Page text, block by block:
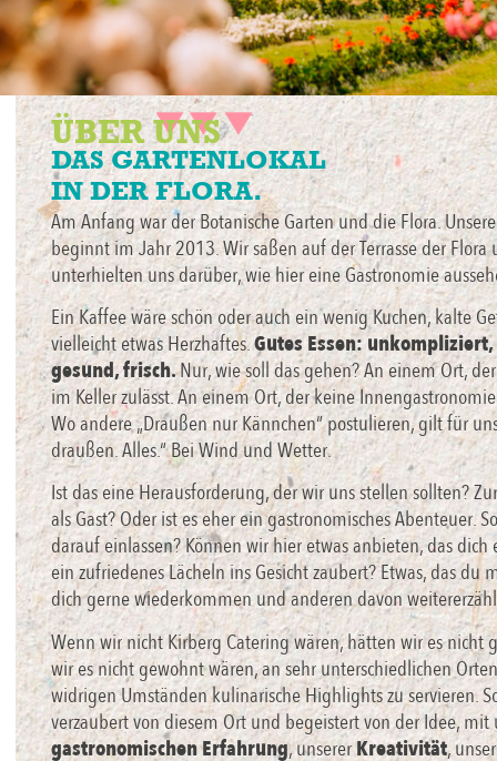
ÜBER UNS
DAS GARTENLOKAL
IN DER FLORA.
Am Anfang war der Botanische Garten und die Flora.
beginnt im Jahr 2013. Wir saßen auf der Terrasse der Flora
unterhielten uns darüber, wie hier eine Gastronomie
Ein Kaffee wäre schön oder auch ein wenig Kuchen, kalte
vielleicht etwas Herzhaftes.Gutes Essen:
gesund, frisch.Nur, wie soll das gehen? An einem Ort,
im Keller zulässt. An einem Ort, der keine
Wo andere „Draußen nur Kännchen“ postulieren, gilt für
draußen. Alles.“ Bei Wind und Wetter.
Ist das eine Herausforderung, der wir uns stellen sollten?
als Gast? Oder ist es eher ein gastronomisches Abenteuer.
darauf einlassen? Können wir hier etwas anbieten, das
ein zufriedenes Lächeln ins Gesicht zaubert? Etwas, das du
dich gerne wiederkommen und anderen davon
Wenn wir nicht Kirberg Catering wären, hätten wir es nicht
wir es nicht gewohnt wären, an sehr unterschiedlichen
widrigen Umständen kulinarische Highlights zu servieren.
verzaubert von diesem Ort und begeistert von der Idee, mit
gastronomischen Erfahrung, unsererKreativität,